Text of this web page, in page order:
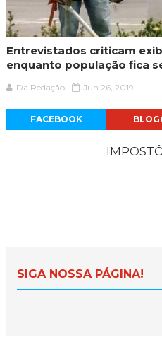
Entrevistados criticam
enquanto população fica
Da Redação Jun 26, 2019
FACEBOOK
SIGA NOSSA PÁGINA!